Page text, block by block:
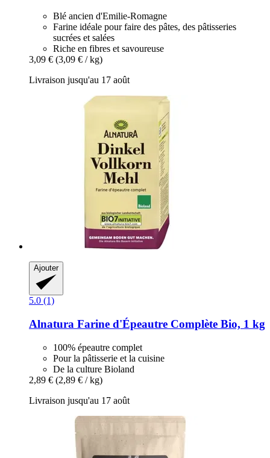
Blé ancien d'Emilie-Romagne
Farine idéale pour faire des pâtes, des pâtisseries
sucrées et salées
Riche en fibres et savoureuse
3,09 € (3,09 € / kg)
Livraison jusqu'au 17 août
Ajouter
5.0 (1)
Alnatura Farine d'Épeautre Complète Bio, 1 kg
100% épeautre complet
Pour la pâtisserie et la cuisine
De la culture Bioland
2,89 € (2,89 € / kg)
Livraison jusqu'au 17 août